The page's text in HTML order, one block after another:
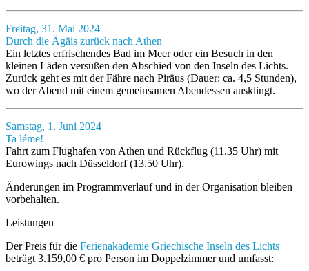
Freitag, 31. Mai 2024
Durch die Ägäis zurück nach Athen
Ein letztes erfrischendes Bad im Meer oder ein Besuch in den
kleinen Läden versüßen den Abschied von den Inseln des Lichts.
Zurück geht es mit der Fähre nach Piräus (Dauer: ca. 4,5 Stunden),
wo der Abend mit einem gemeinsamen Abendessen ausklingt.
Samstag, 1. Juni 2024
Ta léme!
Fahrt zum Flughafen von Athen und Rückflug (11.35 Uhr) mit
Eurowings nach Düsseldorf (13.50 Uhr).
Änderungen im Programmverlauf und in der Organisation bleiben
vorbehalten.
Leistungen
Der Preis für die Ferienakademie Griechische Inseln des Lichts
beträgt 3.159,00 € pro Person im Doppelzimmer und umfasst: